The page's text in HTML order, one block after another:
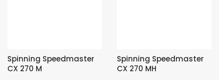
Spinning Speedmaster
CX 270 M
Spinning Speedmaster
CX 270 MH